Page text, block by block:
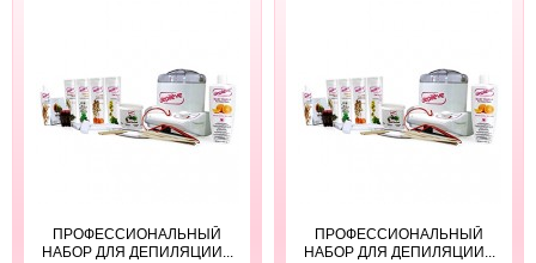
ПРОФЕССИОНАЛЬНЫЙ
НАБОР ДЛЯ ДЕПИЛЯЦИИ...
ПРОФЕССИОНАЛЬНЫЙ
НАБОР ДЛЯ ДЕПИЛЯЦИИ...